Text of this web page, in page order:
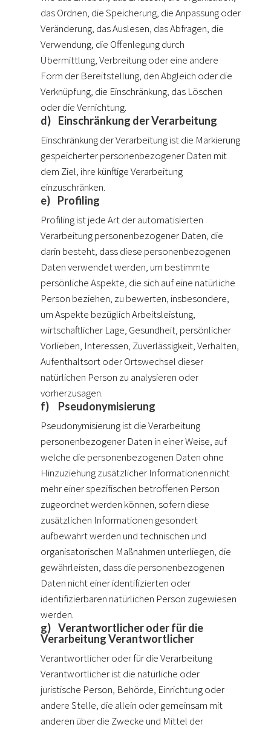
das Ordnen, die Speicherung, die Anpassung oder
Veränderung, das Auslesen, das Abfragen, die
Verwendung, die Offenlegung durch
Übermittlung, Verbreitung oder eine andere
Form der Bereitstellung, den Abgleich oder die
Verknüpfung, die Einschränkung, das Löschen
oder die Vernichtung.
d) Einschränkung der Verarbeitung
Einschränkung der Verarbeitung ist die Markierung
gespeicherter personenbezogener Daten mit
dem Ziel, ihre künftige Verarbeitung
einzuschränken.
e) Profiling
Profiling ist jede Art der automatisierten
Verarbeitung personenbezogener Daten, die
darin besteht, dass diese personenbezogenen
Daten verwendet werden, um bestimmte
persönliche Aspekte, die sich auf eine natürliche
Person beziehen, zu bewerten, insbesondere,
um Aspekte bezüglich Arbeitsleistung,
wirtschaftlicher Lage, Gesundheit, persönlicher
Vorlieben, Interessen, Zuverlässigkeit, Verhalten,
Aufenthaltsort oder Ortswechsel dieser
natürlichen Person zu analysieren oder
vorherzusagen.
f) Pseudonymisierung
Pseudonymisierung ist die Verarbeitung
personenbezogener Daten in einer Weise, auf
welche die personenbezogenen Daten ohne
Hinzuziehung zusätzlicher Informationen nicht
mehr einer spezifischen betroffenen Person
zugeordnet werden können, sofern diese
zusätzlichen Informationen gesondert
aufbewahrt werden und technischen und
organisatorischen Maßnahmen unterliegen, die
gewährleisten, dass die personenbezogenen
Daten nicht einer identifizierten oder
identifizierbaren natürlichen Person zugewiesen
werden.
g) Verantwortlicher oder für die
Verarbeitung Verantwortlicher
Verantwortlicher oder für die Verarbeitung
Verantwortlicher ist die natürliche oder
juristische Person, Behörde, Einrichtung oder
andere Stelle, die allein oder gemeinsam mit
anderen über die Zwecke und Mittel der